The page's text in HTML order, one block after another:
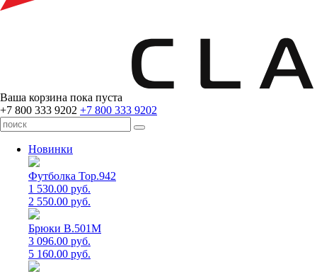
Ваша корзина пока пуста
+7 800 333 9202 +7 800 333 9202
Новинки
Футболка Top.942
1 530.00 руб.
2 550.00 руб.
Брюки B.501M
3 096.00 руб.
5 160.00 руб.